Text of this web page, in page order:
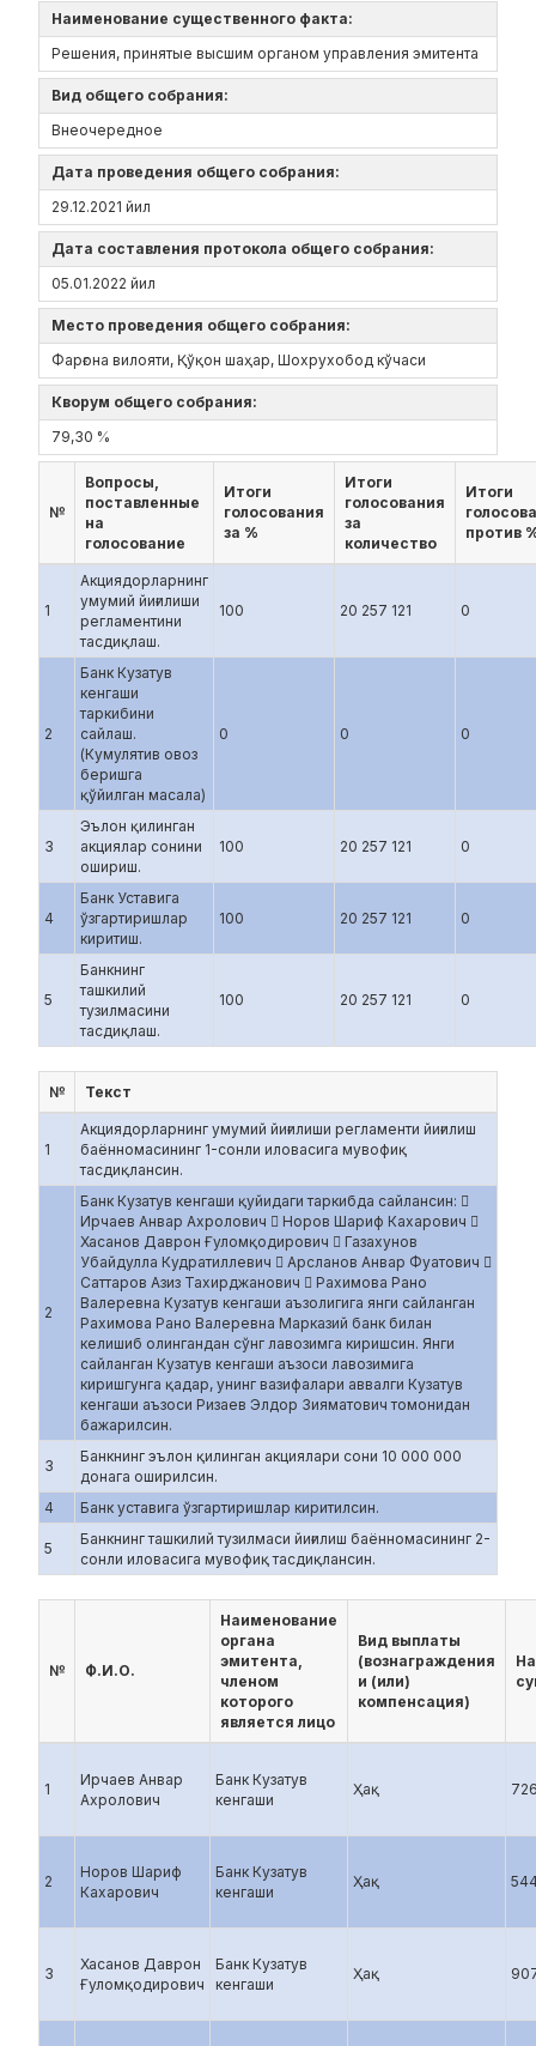
Наименование существенного факта:
Решения, принятые высшим органом управления эмитента
Вид общего собрания:
Внеочередное
Дата проведения общего собрания:
29.12.2021 йил
Дата составления протокола общего собрания:
05.01.2022 йил
Место проведения общего собрания:
Фарғона вилояти, Қўқон шаҳар, Шохрухобод кўчаси
Кворум общего собрания:
79,30 %
№
Вопросы,
поставленные
на
голосование
Итоги
голосования
за %
Итоги
голосования
за
количество
Итоги
против
1
Акциядорларнинг
умумий йиғилиши
регламентини
тасдиқлаш.
100 20 257 121 0
2
Банк Кузатув
кенгаши
таркибини
сайлаш.
(Кумулятив овоз
беришга
қўйилган масала)
0 0 0
3
Эълон қилинган
акциялар сонини
ошириш.
100 20 257 121 0
4
Банк Уставига
ўзгартиришлар
киритиш.
100 20 257 121 0
5
Банкнинг
ташкилий
тузилмасини
тасдиқлаш.
100 20 257 121 0
№ Текст
1
Акциядорларнинг умумий йиғилиши регламенти йиғилиш
баённомасининг 1-сонли иловасига мувофиқ
тасдиқлансин.
2
Банк Кузатув кенгаши қуйидаги таркибда сайлансин: 
Ирчаев Анвар Ахролович  Норов Шариф Кахарович 
Хасанов Даврон Ғуломқодирович  Газахунов
Убайдулла Кудратиллевич  Арсланов Анвар Фуатович 
Саттаров Азиз Тахирджанович  Рахимова Рано
Валеревна Кузатув кенгаши аъзолигига янги сайланган
Рахимова Рано Валеревна Марказий банк билан
келишиб олингандан сўнг лавозимга киришсин. Янги
сайланган Кузатув кенгаши аъзоси лавозимига
киришгунга қадар, унинг вазифалари аввалги Кузатув
кенгаши аъзоси Ризаев Элдор Зияматович томонидан
бажарилсин.
3
Банкнинг эълон қилинган акциялари сони 10 000 000
донага оширилсин.
4
Банк уставига ўзгартиришлар киритилсин.
5
Банкнинг ташкилий тузилмаси йиғилиш баённомасининг 2-
сонли иловасига мувофиқ тасдиқлансин.
№ Ф.И.О.
Наименование
органа
эмитента,
членом
которого
является лицо
Вид выплаты
(вознаграждения
и (или)
компенсация)
1
Ирчаев Анвар
Ахролович
Банк Кузатув
кенгаши
Ҳақ
2
Норов Шариф
Кахарович
Банк Кузатув
кенгаши
Ҳақ
3
Хасанов Даврон
Ғуломқодирович
Банк Кузатув
кенгаши
Ҳақ